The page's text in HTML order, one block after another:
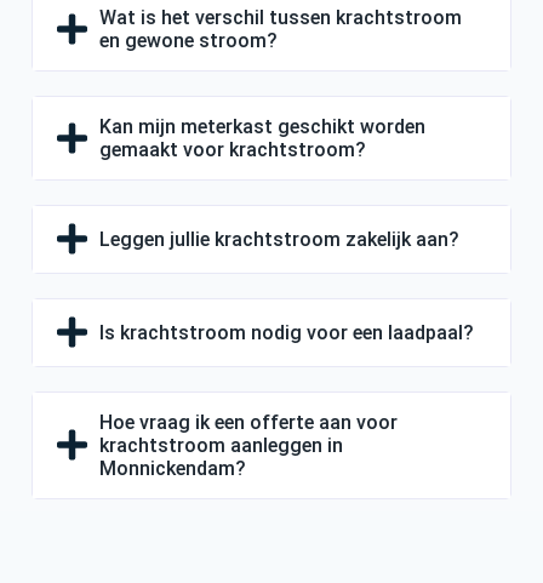
Wat is het verschil tussen krachtstroom
en gewone stroom?
Kan mijn meterkast geschikt worden
gemaakt voor krachtstroom?
Leggen jullie krachtstroom zakelijk aan?
Is krachtstroom nodig voor een laadpaal?
Hoe vraag ik een offerte aan voor
krachtstroom aanleggen in
Monnickendam?